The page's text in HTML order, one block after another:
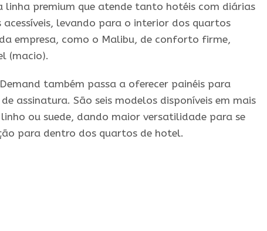
linha premium que atende tanto hotéis com diárias
levando para o interior dos quartos
empresa, como o Malibu, de conforto firme,
(macio).
também passa a oferecer painéis para
assinatura. São seis modelos disponíveis em mais
ou suede, dando maior versatilidade para se
para dentro dos quartos de hotel.